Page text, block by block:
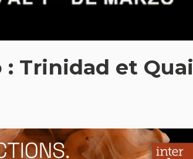
: Trinidad et Quai